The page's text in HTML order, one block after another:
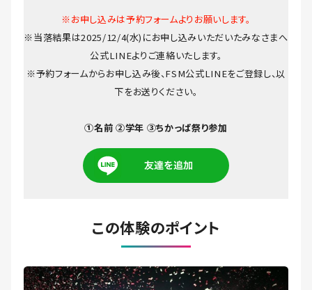
※お申し込みは予約フォームよりお願いします。
※当落結果は2025/12/4(水)にお申し込みいただいたみなさまへ
公式LINEよりご連絡いたします。
※予約フォームからお申し込み後、FSM公式LINEをご登録し、以
下をお送りください。
①名前 ②学年 ③ちかっぱ祭り参加
この体験のポイント